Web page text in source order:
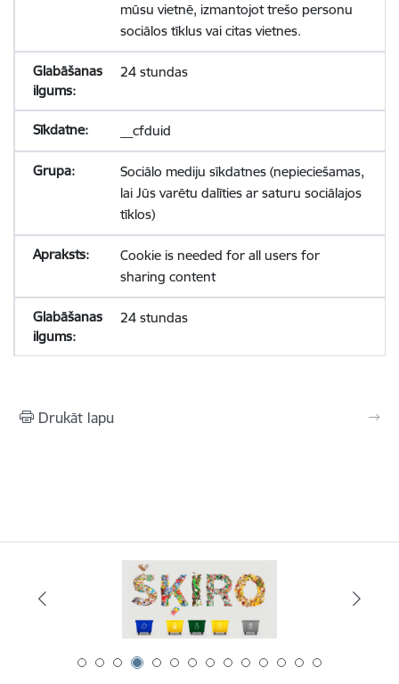
mūsu vietnē, izmantojot trešo personu
sociālos tīklus vai citas vietnes.
24 stundas
__cfduid
Sociālo mediju sīkdatnes (nepieciešamas,
lai Jūs varētu dalīties ar saturu sociālajos
tīklos)
Cookie is needed for all users for
sharing content
24 stundas
Drukāt lapu